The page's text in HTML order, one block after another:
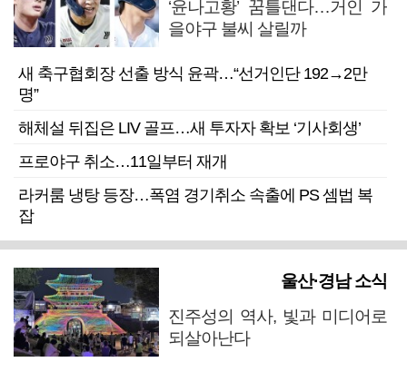
‘윤나고황’ 꿈틀댄다…거인 가
을야구 불씨 살릴까
새 축구협회장 선출 방식 윤곽…“선거인단 192→2만
명”
해체설 뒤집은 LIV 골프…새 투자자 확보 ‘기사회생’
프로야구 취소…11일부터 재개
라커룸 냉탕 등장…폭염 경기취소 속출에 PS 셈법 복
잡
울산·경남 소식
진주성의 역사, 빛과 미디어로
되살아난다